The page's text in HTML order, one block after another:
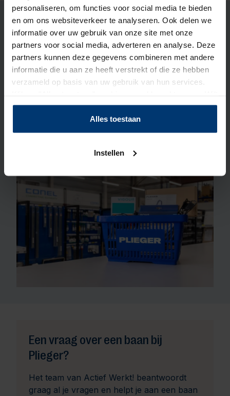
personaliseren, om functies voor social media te bieden
en om ons websiteverkeer te analyseren. Ook delen we
informatie over uw gebruik van onze site met onze
partners voor social media, adverteren en analyse. Deze
partners kunnen deze gegevens combineren met andere
informatie die u aan ze heeft verstrekt of die ze hebben
verzameld op basis van uw gebruik van hun services.
u liever geen cookies, klik dan op "instellen". Op onze
kunt u meer lezen over onze cookies.
Alles toestaan
Instellen
Wat kun je doen bij Plieger?
Bij Plieger kun je diverse functies vervullen,
variërend van logistiek en distributie tot sales en
klantenservice. Je kan aan de slag als:
Gastheer/vrouw
Commercieel medewerker binnendienst
Een vraag over een baan bij
Plieger?
Het team van Actief Werkt! beantwoordt
graag al je vragen en helpt je aan een baan